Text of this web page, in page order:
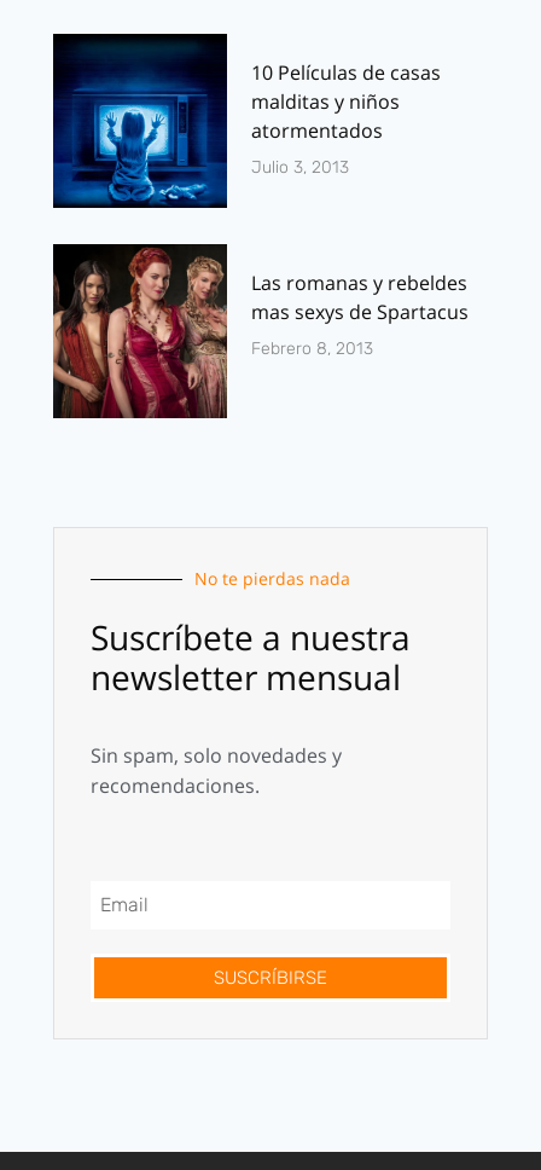
10 Películas de casas
malditas y niños
atormentados
Julio 3, 2013
Las romanas y rebeldes
mas sexys de Spartacus
Febrero 8, 2013
No te pierdas nada
Suscríbete a nuestra
newsletter mensual
Sin spam, solo novedades y
recomendaciones.
SUSCRÍBIRSE